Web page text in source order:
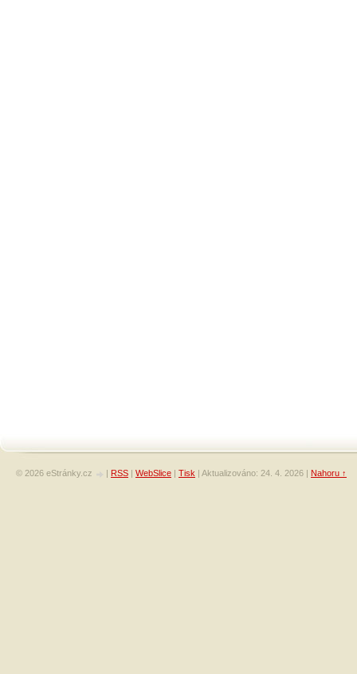
© 2026 eStránky.cz | RSS | WebSlice | Tisk | Aktualizováno: 24. 4. 2026 | Nahoru ↑